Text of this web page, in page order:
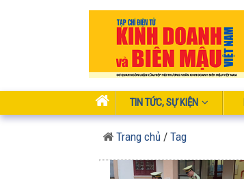
TIN TỨC, SỰ KIỆN
Trang chủ / Tag